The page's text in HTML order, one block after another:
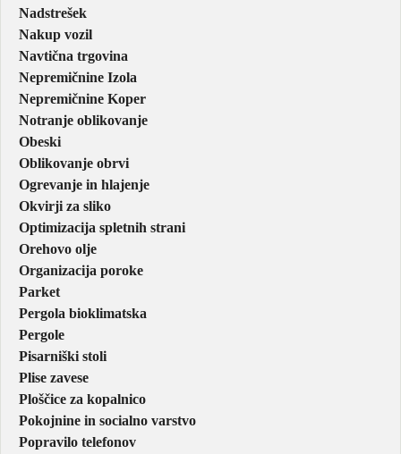
Nadstrešek
Nakup vozil
Navtična trgovina
Nepremičnine Izola
Nepremičnine Koper
Notranje oblikovanje
Obeski
Oblikovanje obrvi
Ogrevanje in hlajenje
Okvirji za sliko
Optimizacija spletnih strani
Orehovo olje
Organizacija poroke
Parket
Pergola bioklimatska
Pergole
Pisarniški stoli
Plise zavese
Ploščice za kopalnico
Pokojnine in socialno varstvo
Popravilo telefonov